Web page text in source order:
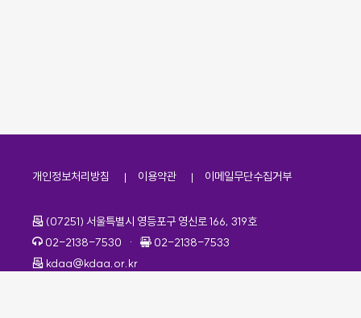
개인정보처리방침 이용약관 이메일무단수집거부
주소
(07251) 서울특별시 영등포구 영신로 166, 319호
전화번호
02-2138-7530 · 팩스번호
02-2138-7533
이메일
kdaa@kdaa.or.kr